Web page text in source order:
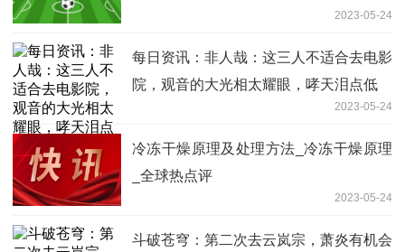
2023-05-24
每日资讯：非人哉：这三人不适合去电影
院，观音的大光相太耀眼，哮天泪点低
2023-05-24
冷冻干燥原理及处理方法_冷冻干燥原理
_全球热点评
2023-05-24
斗破苍穹：第二次去云岚宗，萧炎有机会